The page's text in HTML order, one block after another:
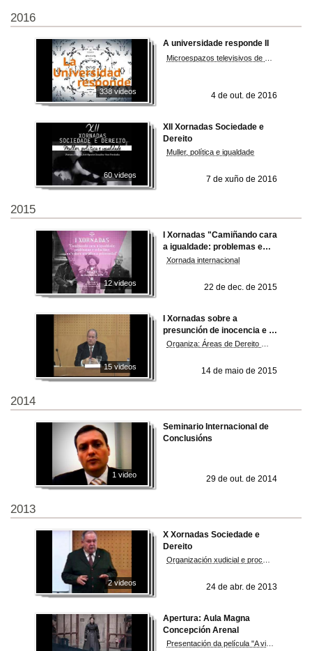
2016
338 videos
A universidade responde II
4 de out. de 2016
60 videos
XII Xornadas Sociedade e
Dereito
Muller, política e igualdade
7 de xuño de 2016
2015
12 videos
I Xornadas "Camiñando cara
a igualdade: problemas e
soluciós na esfera xurídica e
Xornada internacional
22 de dec. de 2015
15 videos
I Xornadas sobre a
presunción de inocencia e a
reforma da xustiza penal
14 de maio de 2015
2014
1 video
Seminario Internacional de
Conclusións
29 de out. de 2014
2013
2 videos
X Xornadas Sociedade e
Dereito
24 de abr. de 2013
Apertura: Aula Magna
Concepción Arenal